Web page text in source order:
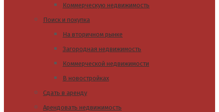
Коммерческую недвижимость
Поиск и покупка
На вторичном рынке
Загородная недвижимость
Коммерческой недвижимости
В новостройках
Сдать в аренду
Арендовать недвижимость